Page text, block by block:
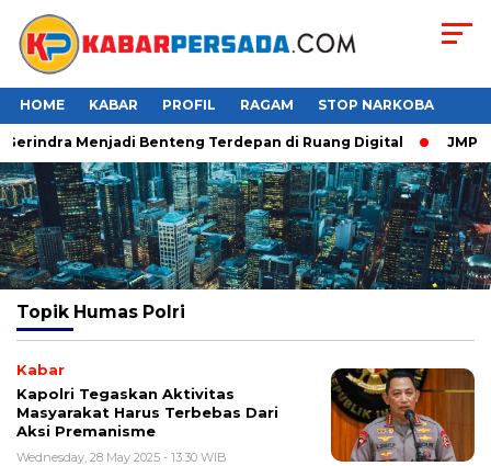
HOME KABAR PROFIL RAGAM STOP NARKOBA
Menjadi Benteng Terdepan di Ruang Digital JMP
Topik Humas Polri
Kabar
Kapolri Tegaskan Aktivitas
Masyarakat Harus Terbebas Dari
Aksi Premanisme
Wednesday, 28 May 2025 - 13:30 WIB